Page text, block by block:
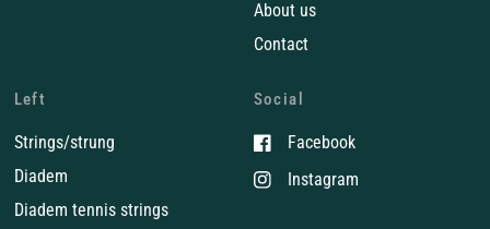
About us
Contact
Left
Strings/strung
Diadem
Diadem tennis strings
Social
Facebook
Instagram